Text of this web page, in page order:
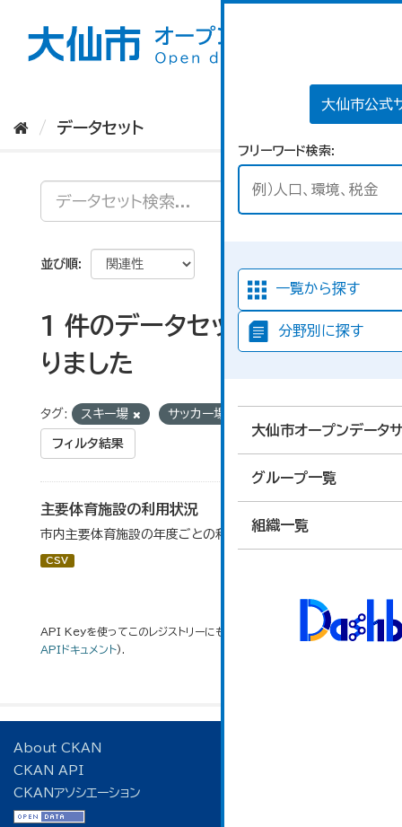
大仙市公式
フリーワード検索
一覧から探す
分野別に探す
大仙市オープンデータ
グループ一覧
組織一覧
データセット
並び順
1 件のデータセットが見つか
りました
タグ: スキー場 サッカー場
フィルタ結果
主要体育施設の利用状況
市内主要体育施設の年度ごとの利用状況データです。
CSV
API Keyを使ってこのレジストリーにもアクセス可能ですAPI(see
APIドキュメント).
About CKAN
CKAN API
CKANアソシエーション